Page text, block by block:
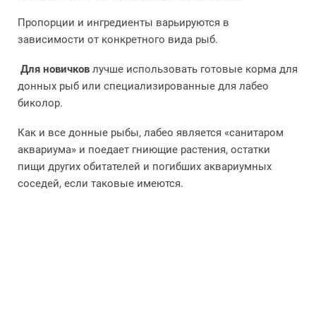
Пропорции и ингредиенты варьируются в
зависимости от конкретного вида рыб.
Для новичков лучше использовать готовые корма для
донных рыб или специализированные для лабео
биколор.
Как и все донные рыбы, лабео является «санитаром
аквариума» и поедает гниющие растения, остатки
пищи других обитателей и погибших аквариумных
соседей, если таковые имеются.